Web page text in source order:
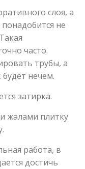
слоя, а
не
часто.
трубы, а
нечем.
затирка.
жалами плитку
работа, в
достичь